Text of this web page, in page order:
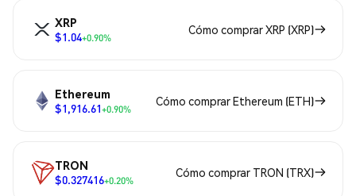
XRP
$1.04+0.90%
Cómo comprar XRP (XRP)
Ethereum
$1,916.61+0.90%
Cómo comprar Ethereum (ETH)
TRON
$0.327416+0.20%
Cómo comprar TRON (TRX)